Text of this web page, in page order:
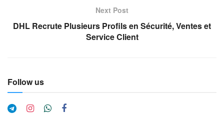
Next Post
DHL Recrute Plusieurs Profils en Sécurité, Ventes et
Service Client
Follow us